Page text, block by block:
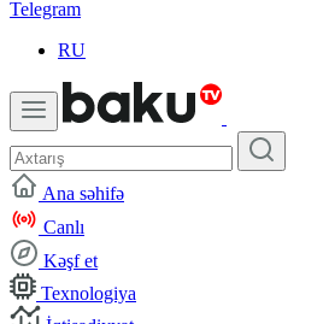
Telegram
RU
Ana səhifə
Canlı
Kəşf et
Texnologiya